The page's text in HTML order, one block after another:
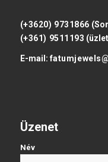
(+3620) 9731866
(+361) 9511193
E-mail:
Üzenet
Név